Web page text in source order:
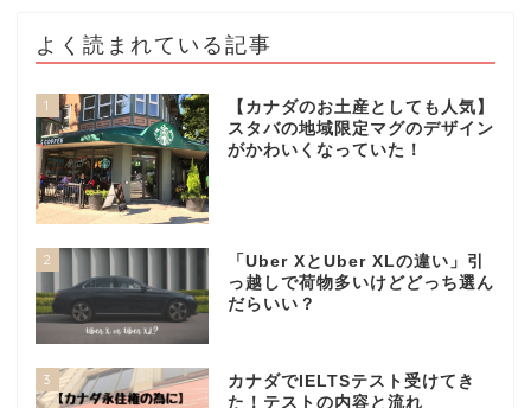
よく読まれている記事
1
【カナダのお土産としても人気】
スタバの地域限定マグのデザイン
がかわいくなっていた！
2
「Uber XとUber XLの違い」引
っ越しで荷物多いけどどっち選ん
だらいい？
3
カナダでIELTSテスト受けてき
た！テストの内容と流れ